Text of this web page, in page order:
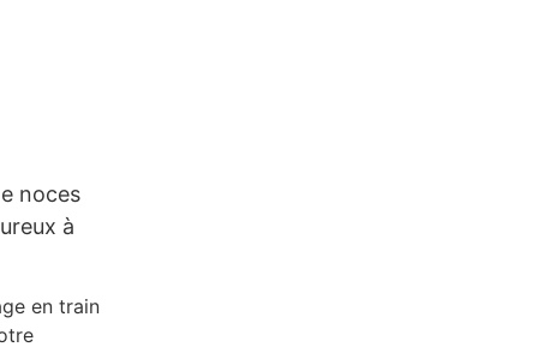
noces
à
en train